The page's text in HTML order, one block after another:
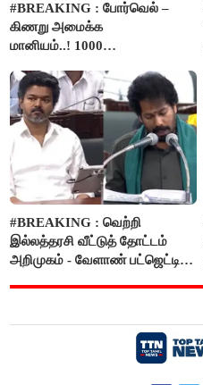
#BREAKING : போர்வெல் –
கிணறு அமைக்க
மானியம்..! 1000
பம்புசெட் வழங்கப்படும்..!
#BREAKING : வெற்றி
இல்லத்தரசி வீட்டுத் தோட்டம்
அறிமுகம் - வேளாண் பட்ஜெட்டில்